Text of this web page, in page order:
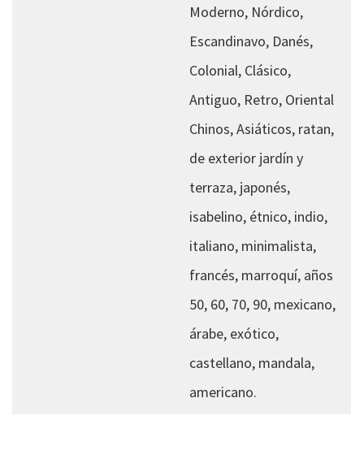
Moderno, Nórdico,
Escandinavo, Danés,
Colonial, Clásico,
Antiguo, Retro, Oriental
Chinos, Asiáticos, ratan,
de exterior jardín y
terraza, japonés,
isabelino, étnico, indio,
italiano, minimalista,
francés, marroquí, años
50, 60, 70, 90, mexicano,
árabe, exótico,
castellano, mandala,
americano.